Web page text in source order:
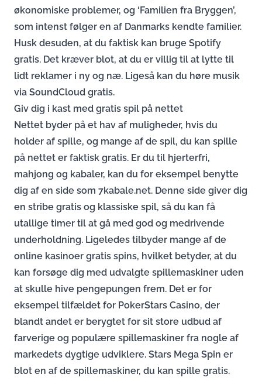
økonomiske problemer, og ‘Familien fra Bryggen’,
som intenst følger en af Danmarks kendte familier.
Husk desuden, at du faktisk kan bruge Spotify
gratis. Det kræver blot, at du er villig til at lytte til
lidt reklamer i ny og næ. Ligeså kan du høre musik
via SoundCloud gratis.
Giv dig i kast med gratis spil på nettet
Nettet byder på et hav af muligheder, hvis du
holder af spille, og mange af de spil, du kan spille
på nettet er faktisk gratis. Er du til hjerterfri,
mahjong og kabaler, kan du for eksempel benytte
dig af en side som 7kabale.net. Denne side giver dig
en stribe gratis og klassiske spil, så du kan få
utallige timer til at gå med god og medrivende
underholdning. Ligeledes tilbyder mange af de
online kasinoer gratis spins, hvilket betyder, at du
kan forsøge dig med udvalgte spillemaskiner uden
at skulle hive pengepungen frem. Det er for
eksempel tilfældet for PokerStars Casino, der
blandt andet er berygtet for sit store udbud af
farverige og populære spillemaskiner fra nogle af
markedets dygtige udviklere. Stars Mega Spin er
blot en af de spillemaskiner, du kan spille gratis.